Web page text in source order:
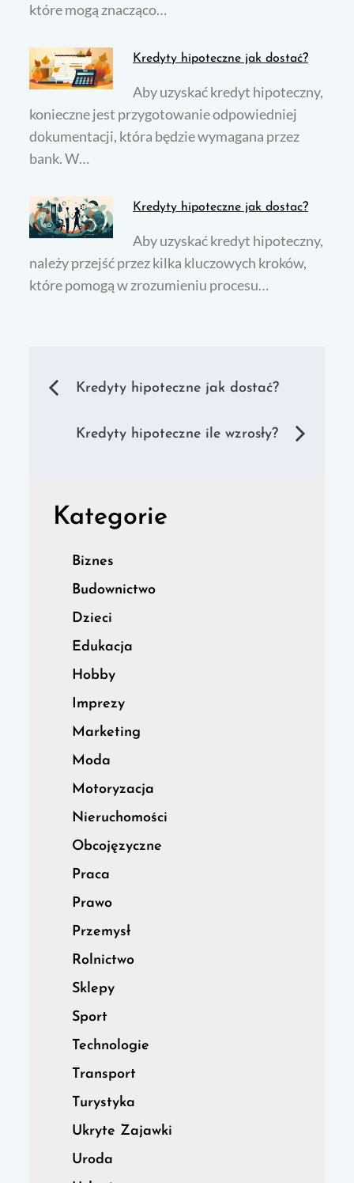
które mogą znacząco…
Kredyty hipoteczne jak dostać?
Aby uzyskać kredyt hipoteczny,
konieczne jest przygotowanie odpowiedniej
dokumentacji, która będzie wymagana przez
bank. W…
Kredyty hipoteczne jak dostac?
Aby uzyskać kredyt hipoteczny,
należy przejść przez kilka kluczowych kroków,
które pomogą w zrozumieniu procesu…
Nawigacja
wpisu
Kredyty hipoteczne jak dostać?
Kredyty hipoteczne ile wzrosły?
Kategorie
Biznes
Budownictwo
Dzieci
Edukacja
Hobby
Imprezy
Marketing
Moda
Motoryzacja
Nieruchomości
Obcojęzyczne
Praca
Prawo
Przemysł
Rolnictwo
Sklepy
Sport
Technologie
Transport
Turystyka
Ukryte Zajawki
Uroda